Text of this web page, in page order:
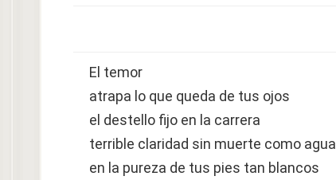
El temor
atrapa lo que queda de tus ojos
el destello fijo en la carrera
terrible claridad sin muerte como agua
en la pureza de tus pies tan blancos